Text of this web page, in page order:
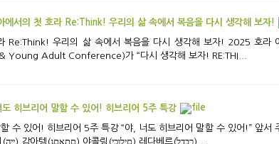
[참평안] 아시아에서의 첫 호라 Re:Think! 우리의 삶 속에서 복음을 다시 생각해 보자!
(Hora
Adult Conference)가 “다시 생각해 보자! RE:THI...
[참평안] 야, 너도 히브리어 말할 수 있어! 히브리어 5주 특강
리어 특강을 진행하겠다는 특별 광고 영상에서 나온 히
브리어 한 문장, ‘하이(ייה) 감아템(םתאםג) 야콜림(םילוכי) 레다베르(רבדל) ...